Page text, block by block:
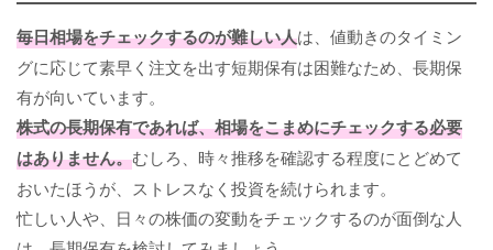
毎日相場をチェックするのが難しい人は、値動きのタイミン
グに応じて素早く注文を出す短期保有は困難なため、長期保
有が向いています。
株式の長期保有であれば、相場をこまめにチェックする必要
はありません。むしろ、時々推移を確認する程度にとどめて
おいたほうが、ストレスなく投資を続けられます。
忙しい人や、日々の株価の変動をチェックするのが面倒な人